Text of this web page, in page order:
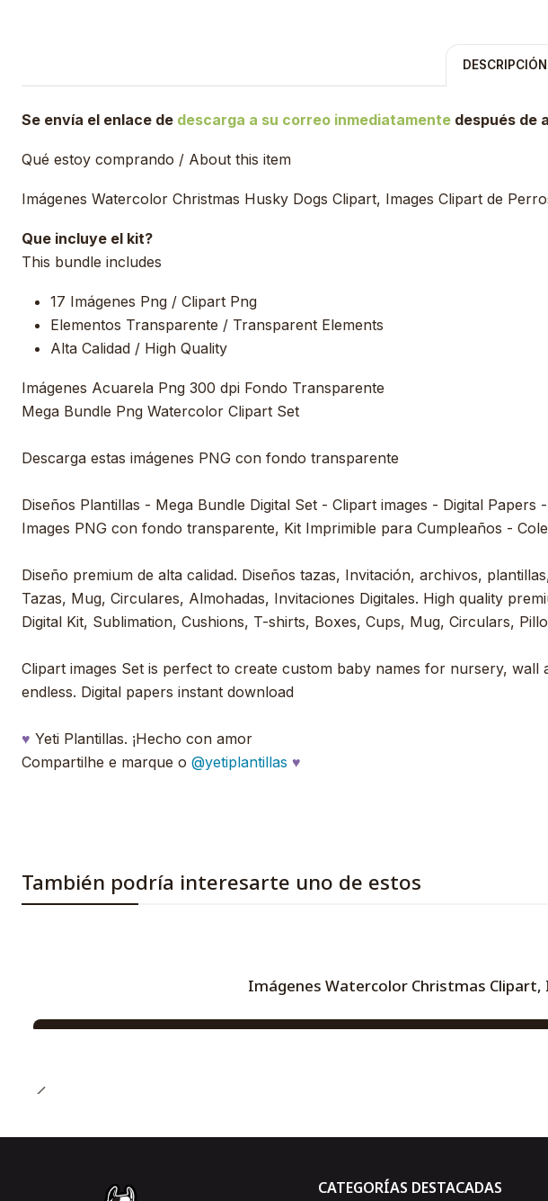
DESCRIPCIÓN
Se envía el enlace de descarga a su correo inmediatamente después de
Qué estoy comprando / About this item
Imágenes Watercolor Christmas Husky Dogs Clipart, Images Clipart de
Que incluye el kit?
This bundle includes
17 Imágenes Png / Clipart Png
Elementos Transparente / Transparent Elements
Alta Calidad / High Quality
Imágenes Acuarela Png 300 dpi Fondo Transparente
Mega Bundle Png Watercolor Clipart Set
Descarga estas imágenes PNG con fondo transparente
Diseños Plantillas - Mega Bundle Digital Set - Clipart images - Digital Papers
Images PNG con fondo transparente, Kit Imprimible para Cumpleaños -
Diseño premium de alta calidad. Diseños tazas, Invitación, archivos,
Tazas, Mug, Circulares, Almohadas, Invitaciones Digitales. High quality
Digital Kit, Sublimation, Cushions, T-shirts, Boxes, Cups, Mug, Circulars,
Clipart images Set is perfect to create custom baby names for nursery,
endless. Digital papers instant download
♥ Yeti Plantillas. ¡Hecho con amor
Compartilhe e marque o @yetiplantillas ♥
También podría interesarte uno de estos
Imágenes Watercolor Christmas Clipart,
CATEGORÍAS DESTACADAS